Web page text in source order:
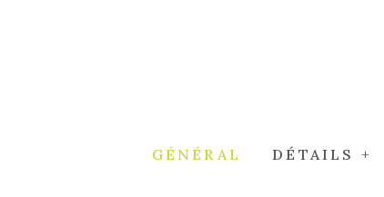
GÉNÉRAL DÉTAILS +